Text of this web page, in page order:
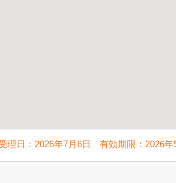
理日： 2026年7月6日 有効期限： 2026年